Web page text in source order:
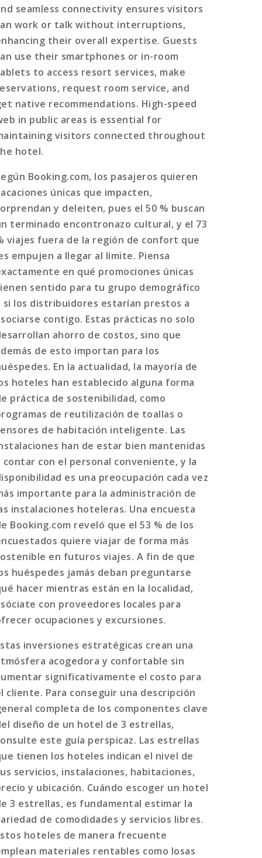
seamless connectivity ensures visitors
work or talk without interruptions,
their overall expertise. Guests
use their smartphones or in-room
to access resort services, make
request room service, and
native recommendations. High-speed
in public areas is essential for
visitors connected throughout
hotel.
Booking.com, los pasajeros quieren
únicas que impacten,
y deleiten, pues el 50 % buscan
terminado encontronazo cultural, y el 73
viajes fuera de la región de confort que
empujen a llegar al límite. Piensa
en qué promociones únicas
sentido para tu grupo demográfico
si los distribuidores estarían prestos a
contigo. Estas prácticas no solo
ahorro de costos, sino que
de esto importan para los
En la actualidad, la mayoría de
hoteles han establecido alguna forma
práctica de sostenibilidad, como
de reutilización de toallas o
de habitación inteligente. Las
han de estar bien mantenidas
contar con el personal conveniente, y la
es una preocupación cada vez
importante para la administración de
instalaciones hoteleras. Una encuesta
Booking.com reveló que el 53 % de los
quiere viajar de forma más
en futuros viajes. A fin de que
huéspedes jamás deban preguntarse
hacer mientras están en la localidad,
con proveedores locales para
ocupaciones y excursiones.
inversiones estratégicas crean una
acogedora y confortable sin
significativamente el costo para
cliente. Para conseguir una descripción
completa de los componentes clave
diseño de un hotel de 3 estrellas,
este guía perspicaz. Las estrellas
tienen los hoteles indican el nivel de
servicios, instalaciones, habitaciones,
y ubicación. Cuándo escoger un hotel
3 estrellas, es fundamental estimar la
de comodidades y servicios libres.
hoteles de manera frecuente
materiales rentables como losas